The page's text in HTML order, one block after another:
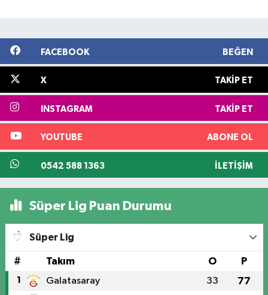
FACEBOOK BEĞEN
X TAKIP ET
INSTAGRAM TAKIP ET
YOUTUBE ABONE OL
0542 588 1363 İLETIŞIM
Süper Lig Puan Durumu
Süper Lig
# Takım O P
1 Galatasaray 33 77